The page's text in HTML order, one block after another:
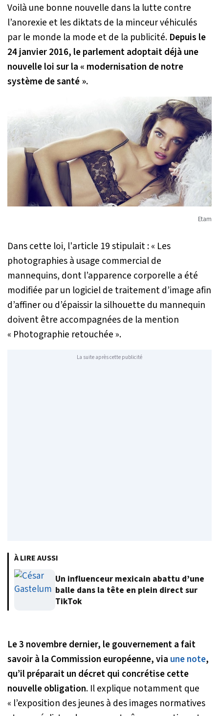
Voilà une bonne nouvelle dans la lutte contre
l’anorexie et les diktats de la minceur véhiculés
par le monde la mode et de la publicité. Depuis le
24 janvier 2016, le parlement adoptait déjà une
nouvelle loi sur la « modernisation de notre
système de santé ».
Etam
Dans cette loi, l'article 19 stipulait :« Les
photographies à usage commercial de
mannequins, dont l’apparence corporelle a été
modifiée par un logiciel de traitement d’image afin
d’affiner ou d’épaissir la silhouette du mannequin
doivent être accompagnées de la mention
« Photographie retouchée ».
La suite après cette publicité
À LIRE AUSSI
Un influenceur mexicain abattu d’une
balle dans la tête en plein direct sur
TikTok
Le 3 novembre dernier, le gouvernement a fait
savoir à la Commission européenne, via une note,
qu’il préparait un décret qui concrétise cette
nouvelle obligation. Il explique notamment que
« l’exposition des jeunes à des images normatives